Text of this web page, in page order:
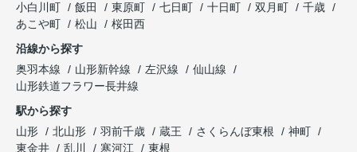
小白川町
飯田 東原町 七日町 十日町 双月町
千歳
あこや町
松山
桜田西
沿線から探す
奥羽本線
山形新幹線 左沢線
仙山線
山形鉄道フラワー長井線
駅から探す
山形
北山形 羽前千歳 蔵王 さくらんぼ東根
神町
東金井
乱川 寒河江 東根